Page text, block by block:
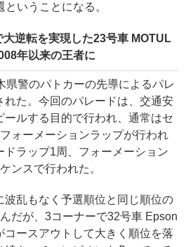
いうことになる。
逆転を実現した23号車 MOTUL
年以来の王者に
警のパトカーの先導によるパレ
れた。今回のパレードは、交通安
ールする目的で行われ、通常はセ
ォーメーションラップが行われ
ドラップ1周、フォーメーション
ンスで行われた。
乱もなく予選順位と同じ順位の
だが、3コーナーで32号車 Epson
コースアウトして大きく順位を落